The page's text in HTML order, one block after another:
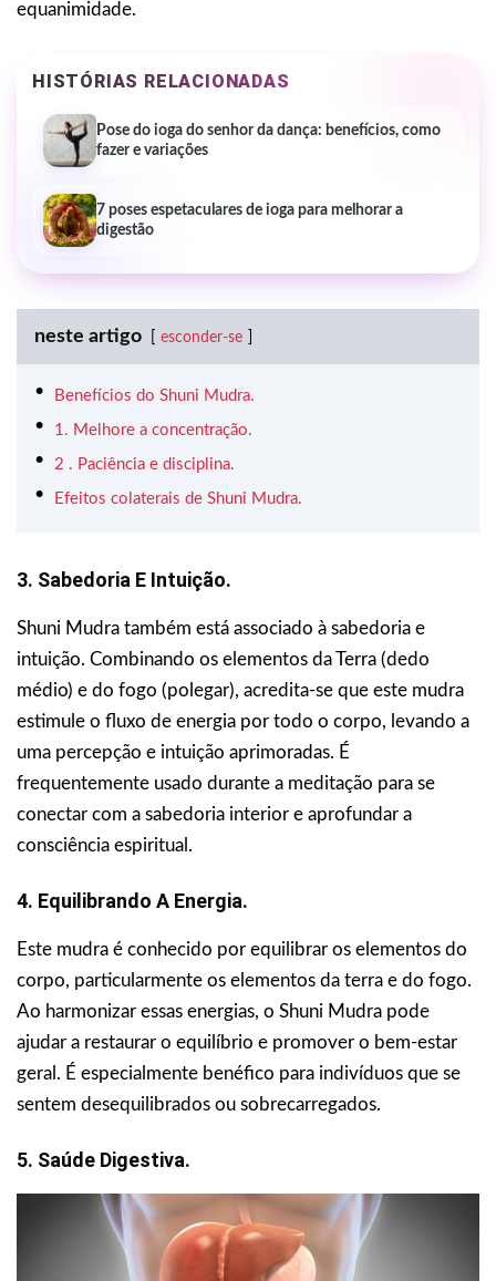
equanimidade.
HISTÓRIAS RELACIONADAS
Pose do ioga do senhor da dança: benefícios, como
fazer e variações
7 poses espetaculares de ioga para melhorar a
digestão
neste artigo esconder-se
Benefícios do Shuni Mudra.
1. Melhore a concentração.
2 . Paciência e disciplina.
Efeitos colaterais de Shuni Mudra.
3. Sabedoria E Intuição.
Shuni Mudra também está associado à sabedoria e
intuição. Combinando os elementos da Terra (dedo
médio) e do fogo (polegar), acredita-se que este mudra
estimule o fluxo de energia por todo o corpo, levando a
uma percepção e intuição aprimoradas. É
frequentemente usado durante a meditação para se
conectar com a sabedoria interior e aprofundar a
consciência espiritual.
4. Equilibrando A Energia.
Este mudra é conhecido por equilibrar os elementos do
corpo, particularmente os elementos da terra e do fogo.
Ao harmonizar essas energias, o Shuni Mudra pode
ajudar a restaurar o equilíbrio e promover o bem-estar
geral. É especialmente benéfico para indivíduos que se
sentem desequilibrados ou sobrecarregados.
5. Saúde Digestiva.